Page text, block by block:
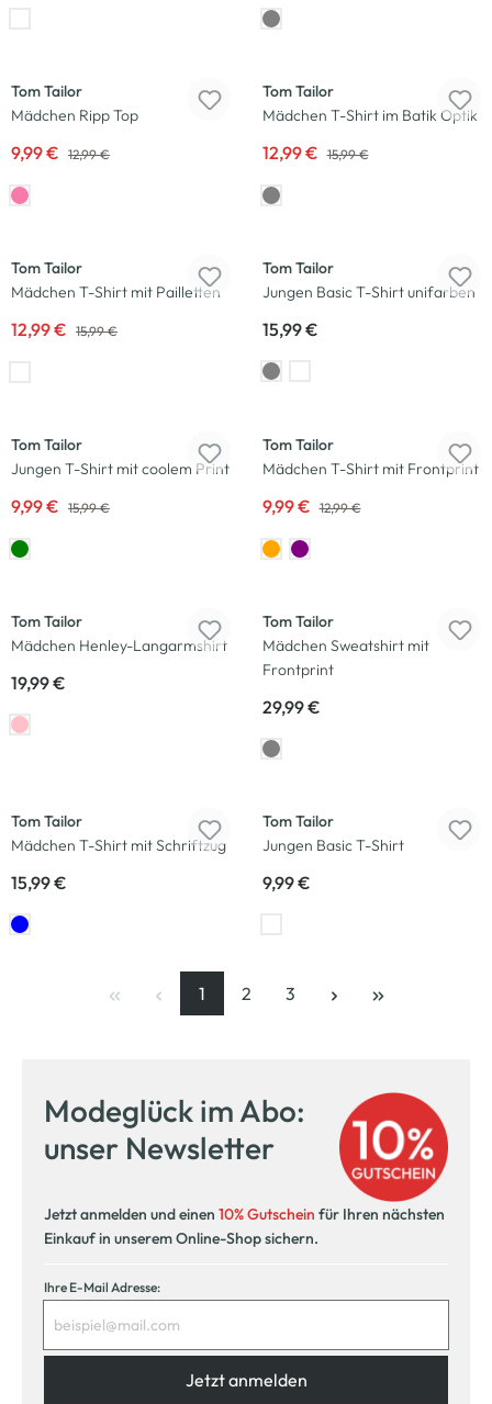
Tom Tailor
Mädchen Ripp Top
9,99 € 12,99 €
Tom Tailor
Mädchen T-Shirt im Batik Optik
12,99 € 15,99 €
Tom Tailor
Mädchen T-Shirt mit Pailletten
12,99 € 15,99 €
Tom Tailor
Jungen Basic T-Shirt unifarben
15,99 €
Tom Tailor
Jungen T-Shirt mit coolem Print
9,99 € 15,99 €
Tom Tailor
Mädchen T-Shirt mit Frontprint
9,99 € 12,99 €
Tom Tailor
Mädchen Henley-Langarmshirt
19,99 €
Tom Tailor
Mädchen Sweatshirt mit
Frontprint
29,99 €
Tom Tailor
Mädchen T-Shirt mit Schriftzug
15,99 €
Tom Tailor
Jungen Basic T-Shirt
9,99 €
Seite
1
, aktuelle Seite
Seite
2
Seite
3
Modeglück im Abo:
unser Newsletter
Jetzt anmelden und einen 10% Gutschein für Ihren nächsten
Einkauf in unserem Online-Shop sichern.
Ihre E-Mail Adresse:
Jetzt anmelden